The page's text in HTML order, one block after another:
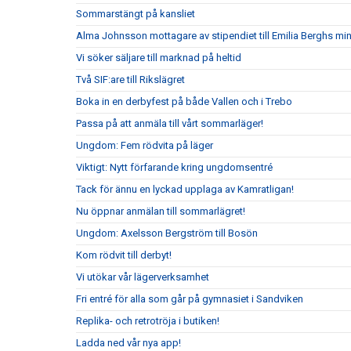
Sommarstängt på kansliet
Alma Johnsson mottagare av stipendiet till Emilia Berghs
Vi söker säljare till marknad på heltid
Två SIF:are till Rikslägret
Boka in en derbyfest på både Vallen och i Trebo
Passa på att anmäla till vårt sommarläger!
Ungdom: Fem rödvita på läger
Viktigt: Nytt förfarande kring ungdomsentré
Tack för ännu en lyckad upplaga av Kamratligan!
Nu öppnar anmälan till sommarlägret!
Ungdom: Axelsson Bergström till Bosön
Kom rödvit till derbyt!
Vi utökar vår lägerverksamhet
Fri entré för alla som går på gymnasiet i Sandviken
Replika- och retrotröja i butiken!
Ladda ned vår nya app!